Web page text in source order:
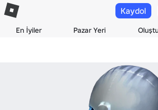
En İyiler Pazar Yeri
Kaydol